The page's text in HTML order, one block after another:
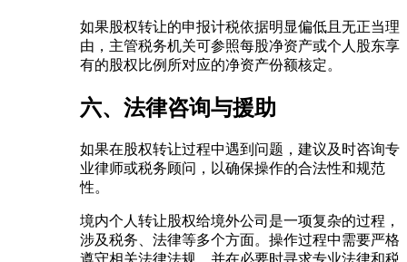
如果股权转让的申报计税依据明显偏低且无正当理
由，主管税务机关可参照每股净资产或个人股东享
有的股权比例所对应的净资产份额核定。
六、法律咨询与援助
如果在股权转让过程中遇到问题，建议及时咨询专
业律师或税务顾问，以确保操作的合法性和规范
性。
境内个人转让股权给境外公司是一项复杂的过程，
涉及税务、法律等多个方面。操作过程中需要严格
遵守相关法律法规，并在必要时寻求专业法律和税